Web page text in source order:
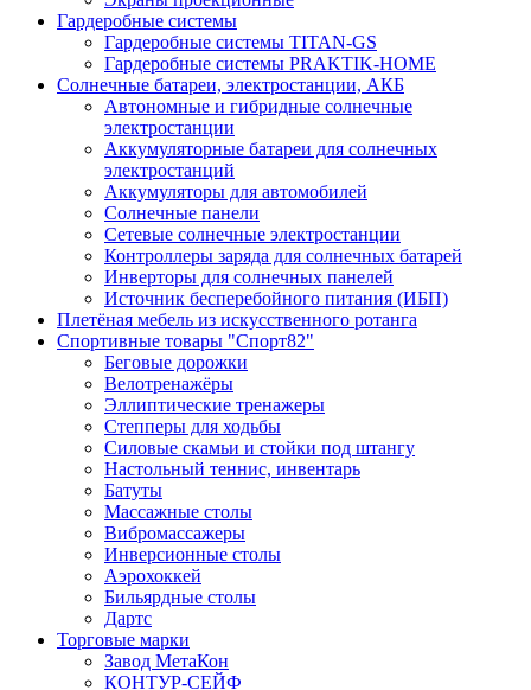
Гардеробные системы
Гардеробные системы TITAN-GS
Гардеробные системы PRAKTIK-HOME
Солнечные батареи, электростанции, АКБ
Автономные и гибридные солнечные
электростанции
Аккумуляторные батареи для солнечных
электростанций
Аккумуляторы для автомобилей
Солнечные панели
Сетевые солнечные электростанции
Контроллеры заряда для солнечных батарей
Инверторы для солнечных панелей
Источник бесперебойного питания (ИБП)
Плетёная мебель из искусственного ротанга
Спортивные товары "Спорт82"
Беговые дорожки
Велотренажёры
Эллиптические тренажеры
Степперы для ходьбы
Силовые скамьи и стойки под штангу
Настольный теннис, инвентарь
Батуты
Массажные столы
Вибромассажеры
Инверсионные столы
Аэрохоккей
Бильярдные столы
Дартс
Торговые марки
Завод МетаКон
КОНТУР-СЕЙФ